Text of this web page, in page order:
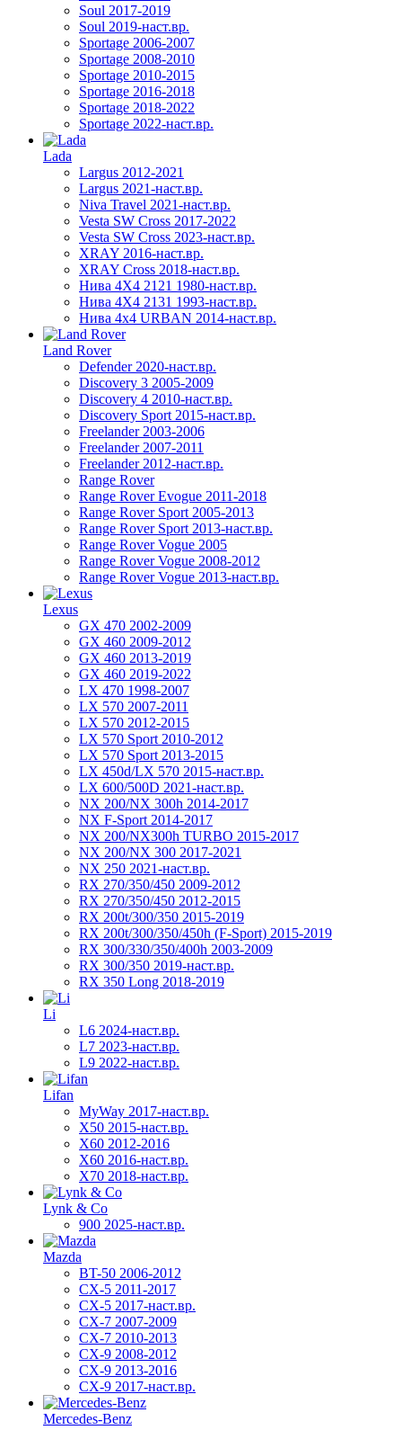
Soul 2017-2019
Soul 2019-наст.вр.
Sportage 2006-2007
Sportage 2008-2010
Sportage 2010-2015
Sportage 2016-2018
Sportage 2018-2022
Sportage 2022-наст.вр.
Lada
Largus 2012-2021
Largus 2021-наст.вр.
Niva Travel 2021-наст.вр.
Vesta SW Cross 2017-2022
Vesta SW Cross 2023-наст.вр.
XRAY 2016-наст.вр.
XRAY Cross 2018-наст.вр.
Нива 4X4 2121 1980-наст.вр.
Нива 4X4 2131 1993-наст.вр.
Нива 4х4 URBAN 2014-наст.вр.
Land Rover
Defender 2020-наст.вр.
Discovery 3 2005-2009
Discovery 4 2010-наст.вр.
Discovery Sport 2015-наст.вр.
Freelander 2003-2006
Freelander 2007-2011
Freelander 2012-наст.вр.
Range Rover
Range Rover Evogue 2011-2018
Range Rover Sport 2005-2013
Range Rover Sport 2013-наст.вр.
Range Rover Vogue 2005
Range Rover Vogue 2008-2012
Range Rover Vogue 2013-наст.вр.
Lexus
GX 470 2002-2009
GX 460 2009-2012
GX 460 2013-2019
GX 460 2019-2022
LX 470 1998-2007
LX 570 2007-2011
LX 570 2012-2015
LX 570 Sport 2010-2012
LX 570 Sport 2013-2015
LX 450d/LX 570 2015-наст.вр.
LX 600/500D 2021-наст.вр.
NX 200/NX 300h 2014-2017
NX F-Sport 2014-2017
NX 200/NX300h TURBO 2015-2017
NX 200/NX 300 2017-2021
NX 250 2021-наст.вр.
RX 270/350/450 2009-2012
RX 270/350/450 2012-2015
RX 200t/300/350 2015-2019
RX 200t/300/350/450h (F-Sport) 2015-2019
RX 300/330/350/400h 2003-2009
RX 300/350 2019-наст.вр.
RX 350 Long 2018-2019
Li
L6 2024-наст.вр.
L7 2023-наст.вр.
L9 2022-наст.вр.
Lifan
MyWay 2017-наст.вр.
X50 2015-наст.вр.
X60 2012-2016
X60 2016-наст.вр.
X70 2018-наст.вр.
Lynk & Co
900 2025-наст.вр.
Mazda
BT-50 2006-2012
CX-5 2011-2017
CX-5 2017-наст.вр.
CX-7 2007-2009
CX-7 2010-2013
CX-9 2008-2012
CX-9 2013-2016
CX-9 2017-наст.вр.
Mercedes-Benz